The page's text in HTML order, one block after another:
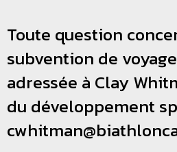
Toute question
subvention de
adressée à Clay
du développement